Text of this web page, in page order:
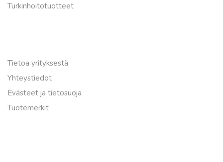
Turkinhoitotuotteet
Tietoa yrityksestä
Yhteystiedot
Evästeet ja tietosuoja
Tuotemerkit